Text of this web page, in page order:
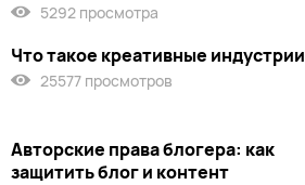
5292 просмотра
Что такое креативные индустрии
25577 просмотров
Авторские права блогера: как
защитить блог и контент